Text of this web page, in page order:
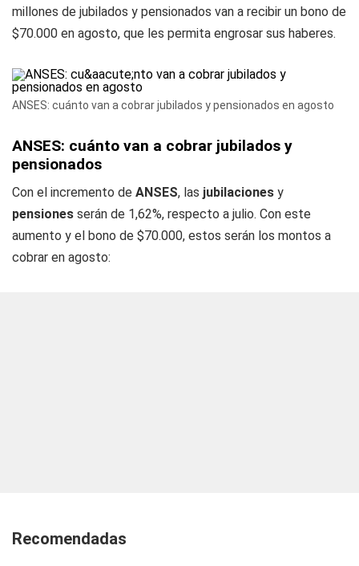
millones de jubilados y pensionados van a recibir un bono de
$70.000 en agosto, que les permita engrosar sus haberes.
ANSES: cuánto van a cobrar jubilados y pensionados en agosto
ANSES: cuánto van a cobrar jubilados y
pensionados
Con el incremento de ANSES, las jubilaciones y
pensiones serán de 1,62%, respecto a julio. Con este
aumento y el bono de $70.000, estos serán los montos a
cobrar en agosto:
Recomendadas